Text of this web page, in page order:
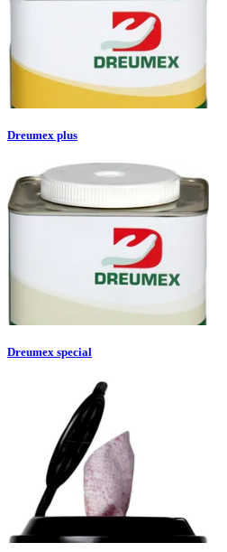
Dreumex plus
Dreumex special